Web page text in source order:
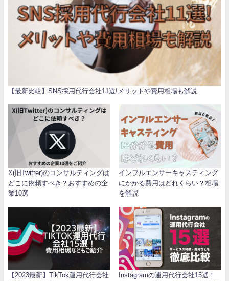
【最新比較】SNS採用代行会社11選!メリットや費用相場も解説
X(旧Twitter)のコンサルティングは
どこに依頼すべき？おすすめの企
業10選
インフルエンサーキャスティング
にかかる費用はどれくらい？相場
を解説
【2023最新】TikTok運用代行会社
Instagramの運用代行会社15選！